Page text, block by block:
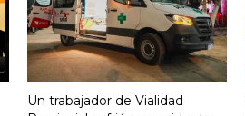
Un trabajador de Vialidad